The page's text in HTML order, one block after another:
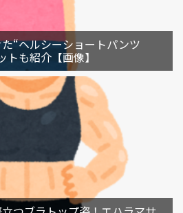
“ヘルシーショートパンツ
も紹介【画像】